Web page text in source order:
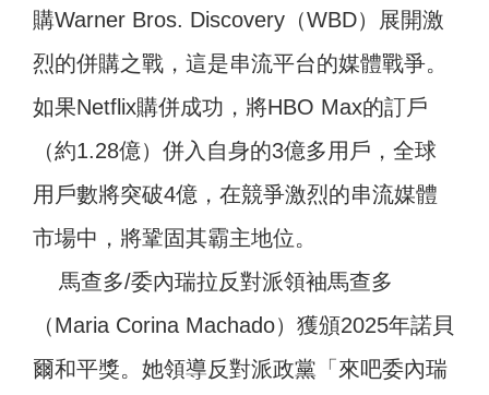
購Warner Bros. Discovery（WBD）展開激
烈的併購之戰，這是串流平台的媒體戰爭。
如果Netflix購併成功，將HBO Max的訂戶
（約1.28億）併入自身的3億多用戶，全球
用戶數將突破4億，在競爭激烈的串流媒體
市場中，將鞏固其霸主地位。
馬查多/委內瑞拉反對派領袖馬查多
（Maria Corina Machado）獲頒2025年諾貝
爾和平獎。她領導反對派政黨「來吧委內瑞